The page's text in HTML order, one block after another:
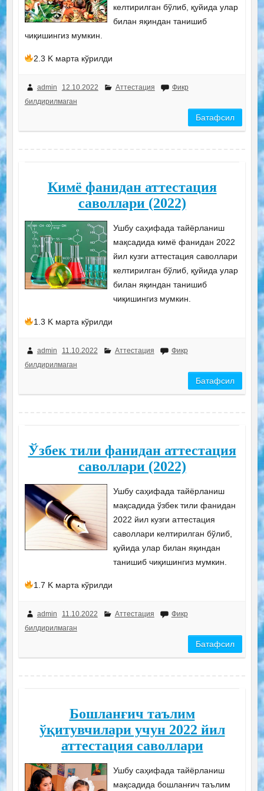
келтирилган бўлиб, қуйида улар
билан яқиндан танишиб
чиқишингиз мумкин.
2.3 K марта кўрилди
admin 12.10.2022 Аттестация
Фикр
билдирилмаган
Батафсил
Кимё фанидан аттестация
саволлари (2022)
Ушбу саҳифада тайёрланиш
мақсадида кимё фанидан 2022
йил кузги аттестация саволлари
келтирилган бўлиб, қуйида улар
билан яқиндан танишиб
чиқишингиз мумкин.
1.3 K марта кўрилди
admin 11.10.2022 Аттестация
Фикр
билдирилмаган
Батафсил
Ўзбек тили фанидан аттестация
саволлари (2022)
Ушбу саҳифада тайёрланиш
мақсадида ўзбек тили фанидан
2022 йил кузги аттестация
саволлари келтирилган бўлиб,
қуйида улар билан яқиндан
танишиб чиқишингиз мумкин.
1.7 K марта кўрилди
admin 11.10.2022 Аттестация
Фикр
билдирилмаган
Батафсил
Бошланғич таълим
ўқитувчилари учун 2022 йил
аттестация саволлари
Ушбу саҳифада тайёрланиш
мақсадида бошланғич таълим